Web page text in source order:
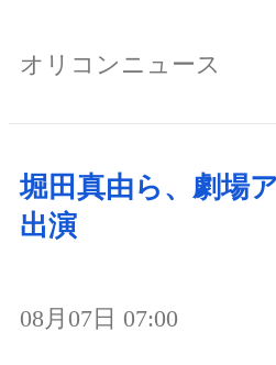
オリコンニュース
堀田真由ら、劇場
出演
08月07日 07:00